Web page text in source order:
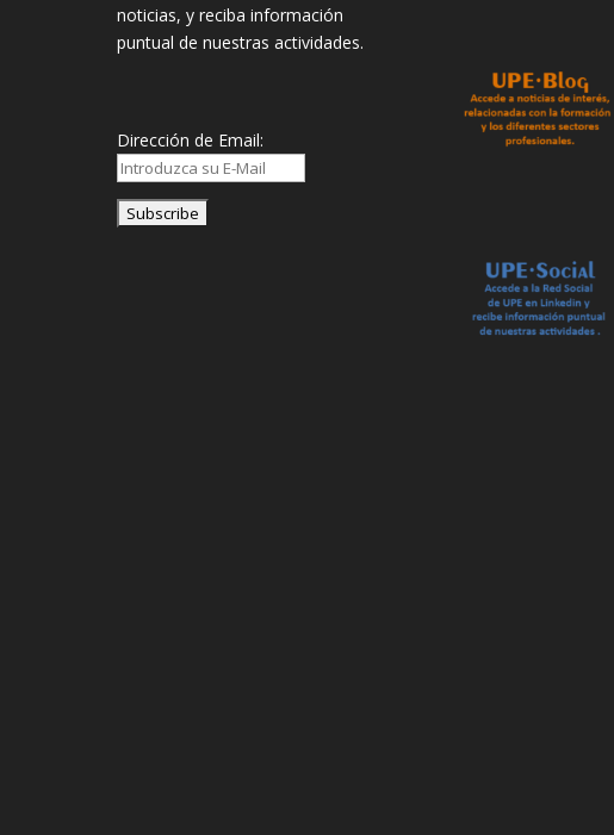
noticias, y reciba información
puntual de nuestras actividades.
Dirección de Email: